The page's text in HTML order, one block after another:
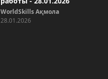
WorldSkills Ақмола
28.01.2026